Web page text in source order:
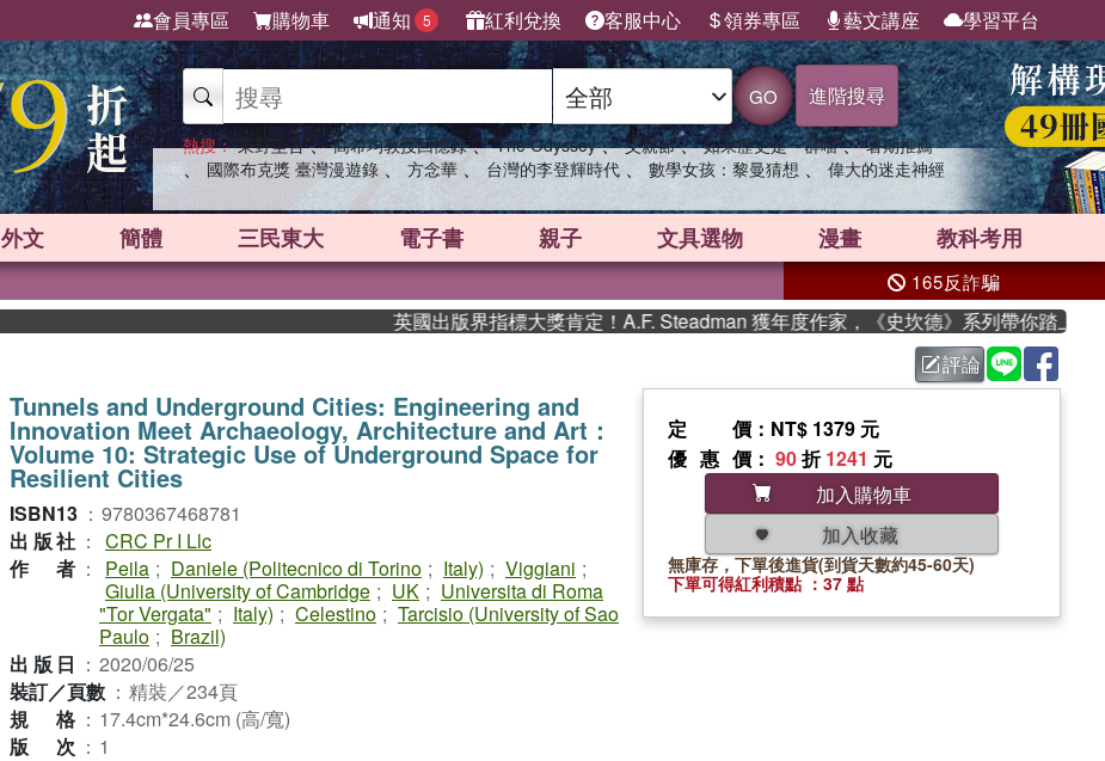
會員專區 購物車 通知 5 紅利兌換 客服中心 領券專區 藝文講座 學習平台
GO 進階搜尋
熱搜： 東野圭吾 、 高希均教授回憶錄 、 The Odyssey 、 父親節 、 如果歷史是一群喵 、 暑期推薦
、 國際布克獎 臺灣漫遊錄 、 方念華 、 台灣的李登輝時代 、 數學女孩：黎曼猜想 、 偉大的迷走神經
外文 簡體 三民東大 電子書 親子 文具選物 漫畫 教科考用
165反詐騙
英國出版界指標大獎肯定！A.F. Steadman 獲年度作家，《史坎德》系列帶你踏上熱血奇
評論
Tunnels and Underground Cities: Engineering and
Innovation Meet Archaeology, Architecture and Art：
Volume 10: Strategic Use of Underground Space for
Resilient Cities
ISBN13 ： 9780367468781
出版社 ： CRC Pr I Llc
作者 ： Peila ; Daniele (Politecnico di Torino ; Italy) ; Viggiani ;
Giulia (University of Cambridge ; UK ; Universita di Roma
"Tor Vergata" ; Italy) ; Celestino ; Tarcisio (University of Sao
Paulo ; Brazil)
出版日 ： 2020/06/25
裝訂／頁數 ： 精裝／234頁
規格 ： 17.4cm*24.6cm (高/寬)
版次 ： 1
定價 ：NT$ 1379 元
優惠價 ： 90折1241 元
加入購物車
加入收藏
無庫存，下單後進貨(到貨天數約45-60天)
下單可得紅利積點 ：37 點